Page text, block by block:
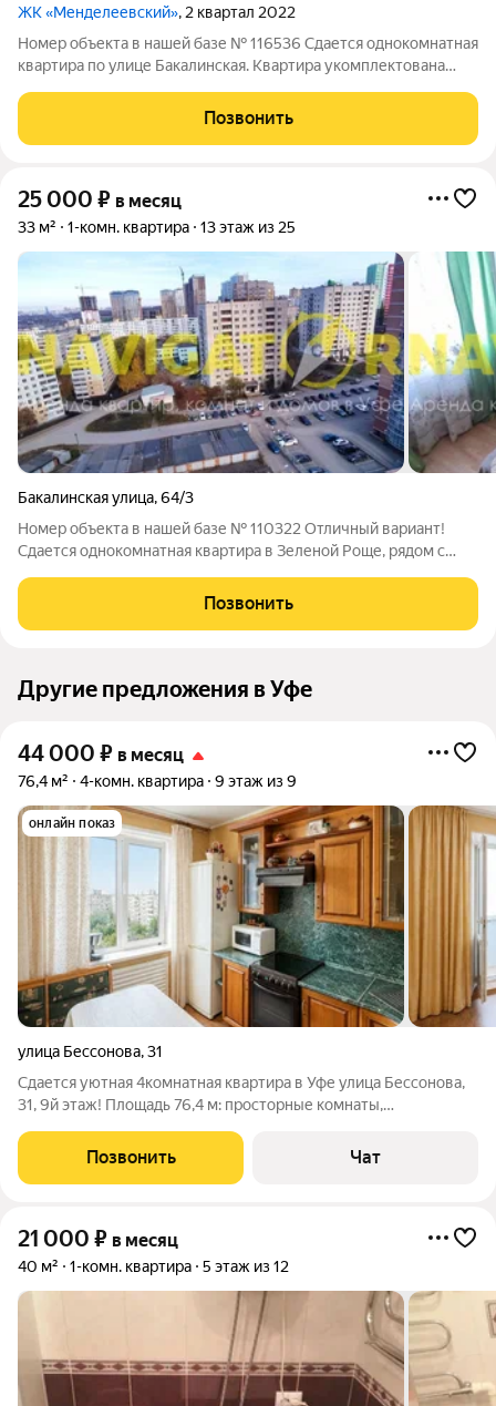
ЖК «Менделеевский», 2 квартал 2022
Номер объекта в нашей базе № 116536 Сдается однокомнатная
квартира по улице Бакалинская. Квартира укомплектована
Позвонить
25 000 ₽ в месяц
33 м² 1-комн. квартира 13 этаж из 25
Бакалинская улица,64/3
Номер объекта в нашей базе № 110322 Отличный вариант!
Сдается однокомнатная квартира в Зеленой Роще, рядом с
необходимым для вашего комфортного длительного
проживания. Хороший ремонт из качественных
Позвонить
Другие предложения в Уфе
44 000 ₽ в месяц
76,4 м² 4-комн. квартира 9 этаж из 9
онлайн показ
улица Бессонова,31
Сдается уютная 4комнатная квартира в Уфе улица Бессонова,
31, 9й этаж! Площадь 76,4 м: просторные комнаты,
светлая и тёплая идеально для семьи. Район с развитой
инфраструктурой: рядом магазины,
Позвонить Чат
21 000 ₽ в месяц
40 м² 1-комн. квартира 5 этаж из 12